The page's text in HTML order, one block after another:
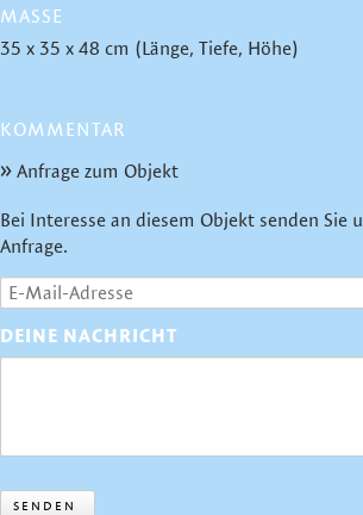
MASSE
35 x 35 x 48 cm (Länge, Tiefe, Höhe)
KOMMENTAR
Anfrage zum Objekt
Bei Interesse an diesem Objekt senden Sie
Anfrage.
DEINE NACHRICHT
SENDEN